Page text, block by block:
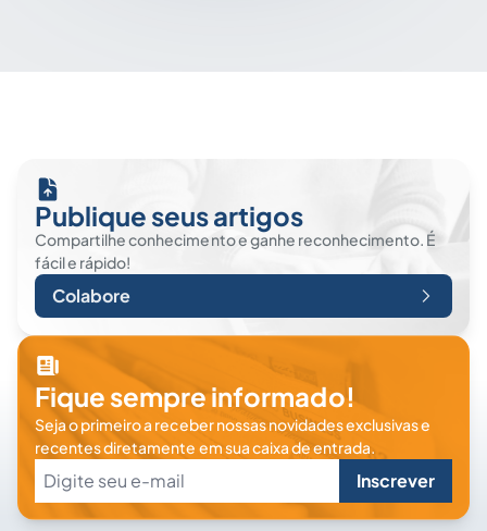
Publique seus artigos
Compartilhe conhecimento e ganhe reconhecimento. É
fácil e rápido!
Colabore
Fique sempre informado!
Seja o primeiro a receber nossas novidades exclusivas e
recentes diretamente em sua caixa de entrada.
Inscrever